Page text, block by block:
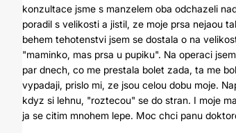
konzultace jsme s manzelem oba odchazeli
poradil s velikosti a jistil, ze moje prsa nejaou
behem tehotenstvi jsem se dostala o na
"maminko, mas prsa u pupiku". Na operaci
par dnech, co me prestala bolet zada, ta me
vypadaji, prislo mi, ze jsou celou dobu moje.
kdyz si lehnu, "roztecou" se do stran. I moje
ja se citim mnohem lepe. Moc chci panu